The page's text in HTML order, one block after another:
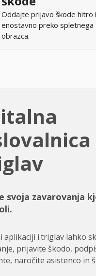
Oddajte prijavo škode hitro
enostavno preko spletnega
obrazca.
svoja zavarovanja
aplikaciji i.triglav lahko
prijavite škodo,
naročite asistenco in